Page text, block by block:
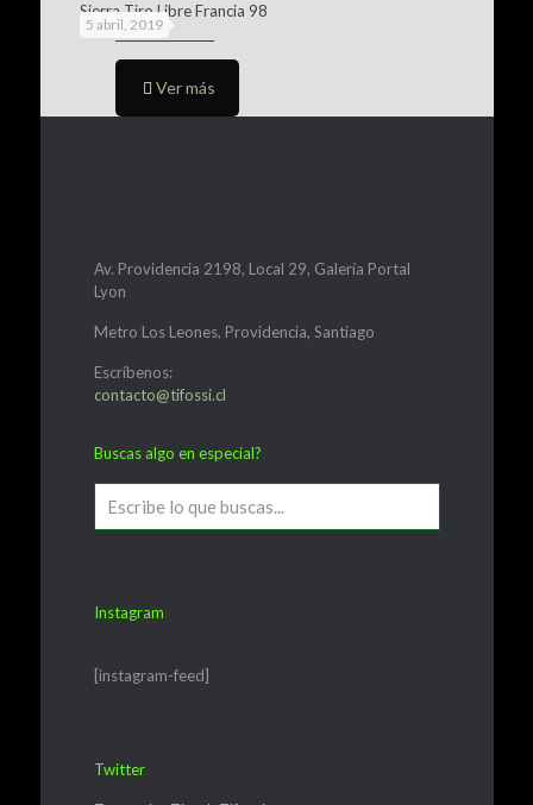
5 abril, 2019
Sierra Tiro Libre Francia 98
Ver más
Av. Providencia 2198, Local 29, Galería Portal
Lyon
Metro Los Leones, Providencia, Santiago
Escríbenos:
contacto@tifossi.cl
Buscas algo en especial?
Instagram
[instagram-feed]
Twitter